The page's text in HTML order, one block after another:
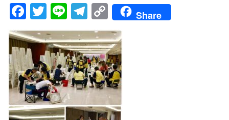
F
ac
e
b
o
o
k
T
w
it
te
r
Li
n
e
T
el
e
gr
a
m
C
o
p
y
Li
n
k
Share